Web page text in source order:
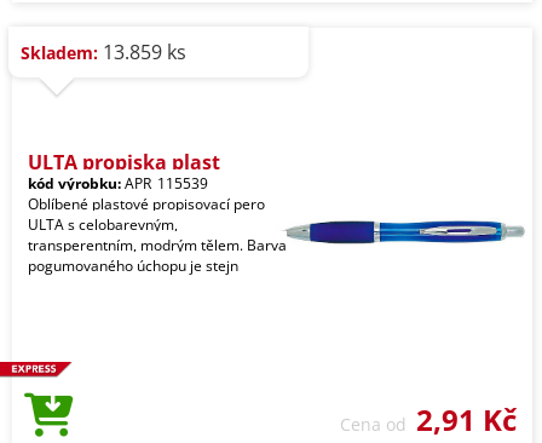
Skladem: 13.859 ks
ULTA propiska plast
kód výrobku:APR_115539
Oblíbené plastové propisovací pero
ULTA s celobarevným,
transperentním, modrým tělem. Barva
pogumovaného úchopu je stejn
Cena od 2,91 Kč